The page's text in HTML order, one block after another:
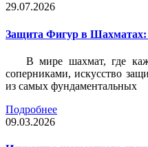
29.07.2026
Защита Фигур в
В мире шахмат, где
соперниками, искусство
из самых фундаментальных
Подробнее
09.03.2026